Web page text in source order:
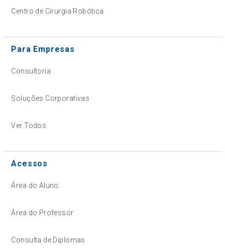
Centro de Cirurgia Robótica
Para Empresas
Consultoria
Soluções Corporativas
Ver Todos
Acessos
Área do Aluno
Área do Professor
Consulta de Diplomas